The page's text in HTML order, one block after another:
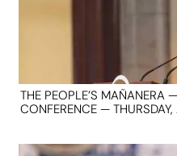
THE PEOPLE’S MAÑANERA
CONFERENCE —